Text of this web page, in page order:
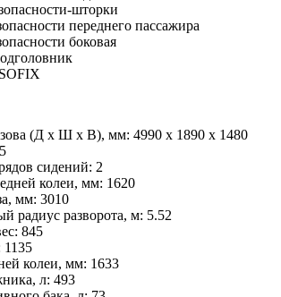
шторки
переднего пассажира
боковая
(Д x Ш x В), мм: 4990 x 1890 x 1480
сидений: 2
колеи, мм: 1620
мм: 3010
радиус разворота, м: 5.52
845
1135
колеи, мм: 1633
л: 493